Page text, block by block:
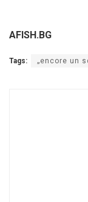
AFISH.BG
Tags: „encore un